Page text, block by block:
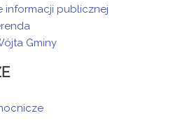
informacji publicznej
Gminy